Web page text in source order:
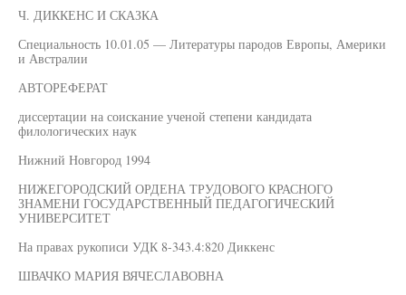
Ч. ДИККЕНС И СКАЗКА
Специальность 10.01.05 — Литературы пародов Европы, Америки
и Австралии
АВТОРЕФЕРАТ
диссертации на соискание ученой степени кандидата
филологических наук
Нижний Новгород 1994
НИЖЕГОРОДСКИЙ ОРДЕНА ТРУДОВОГО КРАСНОГО
ЗНАМЕНИ ГОСУДАРСТВЕННЫЙ ПЕДАГОГИЧЕСКИЙ
УНИВЕРСИТЕТ
На правах рукописи УДК 8-343.4:820 Диккенс
ШВАЧКО МАРИЯ ВЯЧЕСЛАВОВНА